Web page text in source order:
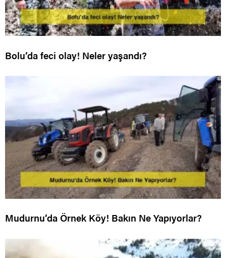
Bolu’da feci olay! Neler yaşandı?
Mudurnu’da Örnek Köy! Bakın Ne Yapıyorlar?